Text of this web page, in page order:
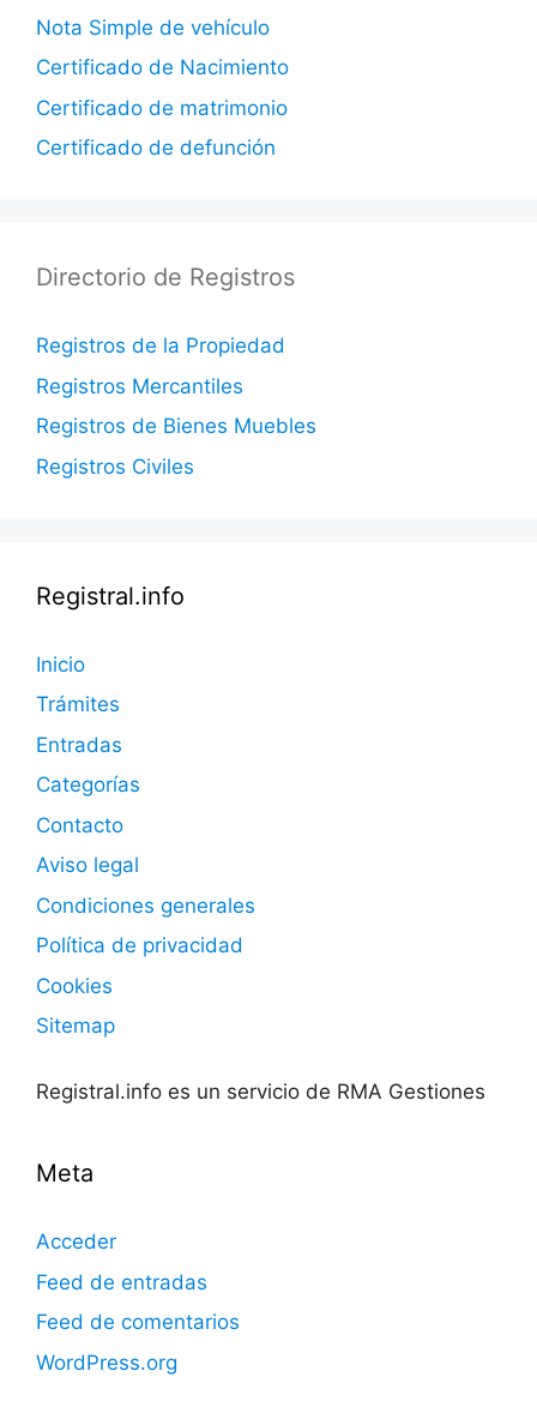
Nota Simple de vehículo
Certificado de Nacimiento
Certificado de matrimonio
Certificado de defunción
Directorio de Registros
Registros de la Propiedad
Registros Mercantiles
Registros de Bienes Muebles
Registros Civiles
Registral.info
Inicio
Trámites
Entradas
Categorías
Contacto
Aviso legal
Condiciones generales
Política de privacidad
Cookies
Sitemap
Registral.info es un servicio de RMA Gestiones
Meta
Acceder
Feed de entradas
Feed de comentarios
WordPress.org